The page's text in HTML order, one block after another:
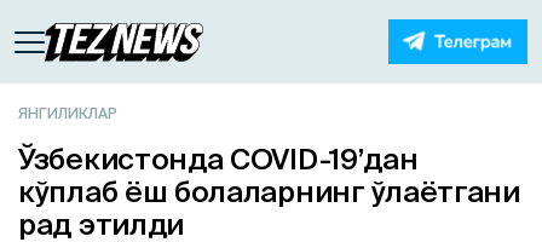
ЯНГИЛИКЛАР
Ўзбекистонда COVID-19’дан
кўплаб ёш болаларнинг ўлаётгани
рад этилди